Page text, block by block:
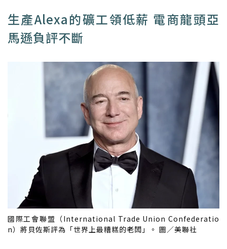
生產Alexa的礦工領低薪 電商龍頭亞
馬遜負評不斷
國際工會聯盟（International Trade Union Confederatio
n）將貝佐斯評為「世界上最糟糕的老闆」。 圖／美聯社